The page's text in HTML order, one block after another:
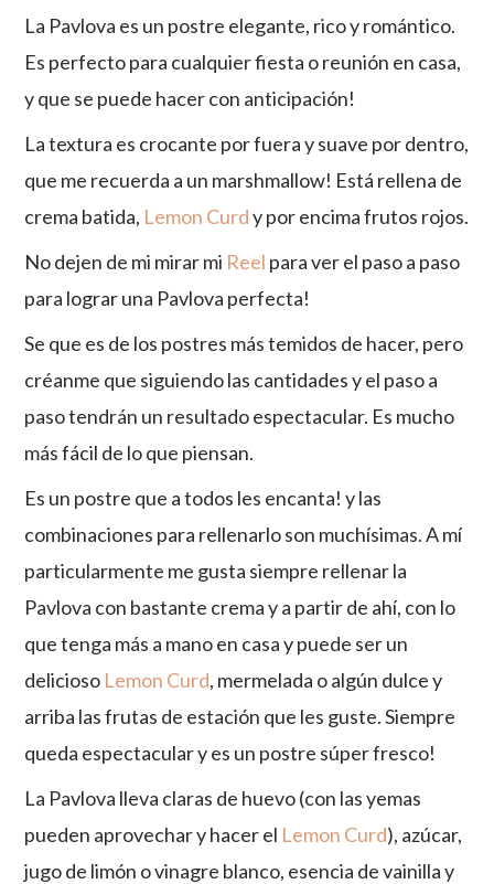
La Pavlova es un postre elegante, rico y romántico.
Es perfecto para cualquier fiesta o reunión en casa,
y que se puede hacer con anticipación!
La textura es crocante por fuera y suave por dentro,
que me recuerda a un marshmallow! Está rellena de
crema batida, Lemon Curdy por encima frutos rojos.
No dejen de mi mirar mi Reel para ver el paso a paso
para lograr una Pavlova perfecta!
Se que es de los postres más temidos de hacer, pero
créanme que siguiendo las cantidades y el paso a
paso tendrán un resultado espectacular. Es mucho
más fácil de lo que piensan.
Es un postre que a todos les encanta! y las
combinaciones para rellenarlo son muchísimas. A mí
particularmente me gusta siempre rellenar la
Pavlova con bastante crema y a partir de ahí, con lo
que tenga más a mano en casa y puede ser un
delicioso Lemon Curd, mermelada o algún dulce y
arriba las frutas de estación que les guste. Siempre
queda espectacular y es un postre súper fresco!
La Pavlova lleva claras de huevo (con las yemas
pueden aprovechar y hacer el Lemon Curd), azúcar,
jugo de limón o vinagre blanco, esencia de vainilla y